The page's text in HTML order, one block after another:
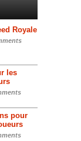
Royale
les
pour